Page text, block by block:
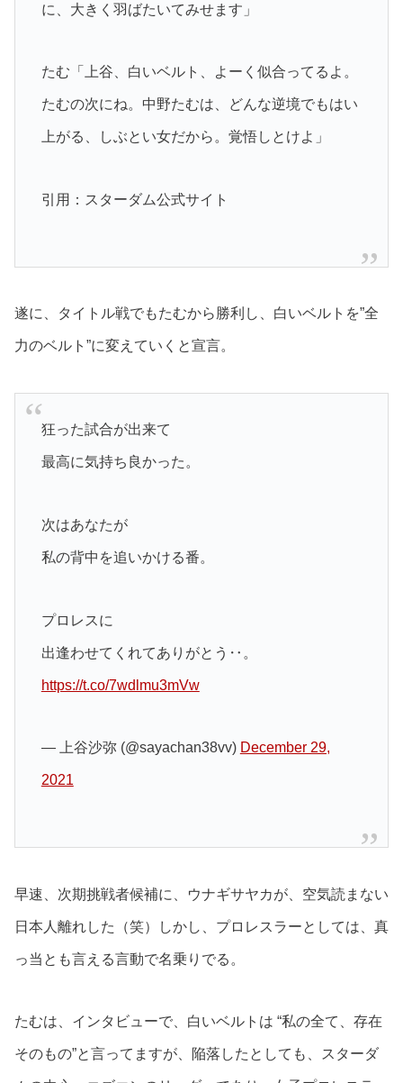
に、大きく羽ばたいてみせます」
たむ「上谷、白いベルト、よーく似合ってるよ。
たむの次にね。中野たむは、どんな逆境でもはい
上がる、しぶとい女だから。覚悟しとけよ」
引用：スターダム公式サイト
遂に、タイトル戦でもたむから勝利し、白いベルトを”全
力のベルト”に変えていくと宣言。
狂った試合が出来て
最高に気持ち良かった。
次はあなたが
私の背中を追いかける番。
プロレスに
出逢わせてくれてありがとう‥。
https://t.co/7wdlmu3mVw
— 上谷沙弥 (@sayachan38vv) December 29,
2021
早速、次期挑戦者候補に、ウナギサヤカが、空気読まない
日本人離れした（笑）しかし、プロレスラーとしては、真
っ当とも言える言動で名乗りでる。
たむは、インタビューで、白いベルトは “私の全て、存在
そのもの”と言ってますが、陥落したとしても、スターダ